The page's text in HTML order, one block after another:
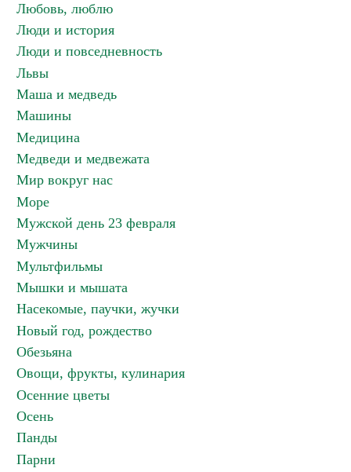
Любовь, люблю
Люди и история
Люди и повседневность
Львы
Маша и медведь
Машины
Медицина
Медведи и медвежата
Мир вокруг нас
Море
Мужской день 23 февраля
Мужчины
Мультфильмы
Мышки и мышата
Насекомые, паучки, жучки
Новый год, рождество
Обезьяна
Овощи, фрукты, кулинария
Осенние цветы
Осень
Панды
Парни